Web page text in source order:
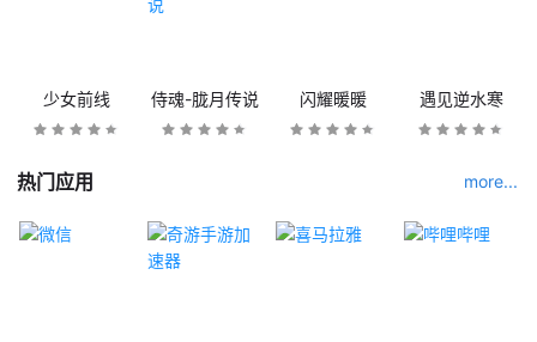
少女前线 侍魂-胧月传说 闪耀暖暖 遇见逆水寒
热门应用 more...